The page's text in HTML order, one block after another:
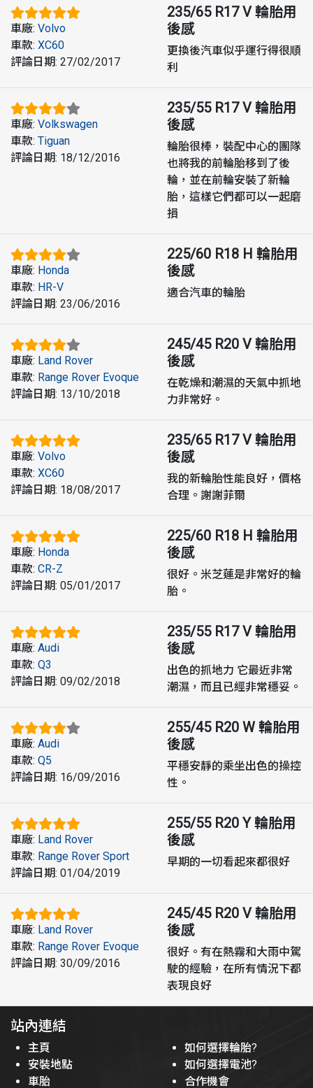
車廠: Volvo
車款: XC60
評論日期: 27/02/2017
235/65 R17 V 輪胎用
後感
更換後汽車似乎運行得很順
利
車廠: Volkswagen
車款: Tiguan
評論日期: 18/12/2016
235/55 R17 V 輪胎用
後感
輪胎很棒，裝配中心的團隊
也將我的前輪胎移到了後
輪，並在前輪安裝了新輪
胎，這樣它們都可以一起磨
損
車廠: Honda
車款: HR-V
評論日期: 23/06/2016
225/60 R18 H 輪胎用
後感
適合汽車的輪胎
車廠: Land Rover
車款: Range Rover Evoque
評論日期: 13/10/2018
245/45 R20 V 輪胎用
後感
在乾燥和潮濕的天氣中抓地
力非常好。
車廠: Volvo
車款: XC60
評論日期: 18/08/2017
235/65 R17 V 輪胎用
後感
我的新輪胎性能良好，價格
合理。謝謝菲爾
車廠: Honda
車款: CR-Z
評論日期: 05/01/2017
225/60 R18 H 輪胎用
後感
很好。米芝蓮是非常好的輪
胎。
車廠: Audi
車款: Q3
評論日期: 09/02/2018
235/55 R17 V 輪胎用
後感
出色的抓地力 它最近非常
潮濕，而且已經非常穩妥。
車廠: Audi
車款: Q5
評論日期: 16/09/2016
255/45 R20 W 輪胎用
後感
平穩安靜的乘坐出色的操控
性。
車廠: Land Rover
車款: Range Rover Sport
評論日期: 01/04/2019
255/55 R20 Y 輪胎用
後感
早期的一切看起來都很好
車廠: Land Rover
車款: Range Rover Evoque
評論日期: 30/09/2016
245/45 R20 V 輪胎用
後感
很好。有在熱霧和大雨中駕
駛的經驗，在所有情況下都
表現良好
站內連結
主頁
安裝地點
車胎
如何選擇輪胎?
如何選擇電池?
合作機會